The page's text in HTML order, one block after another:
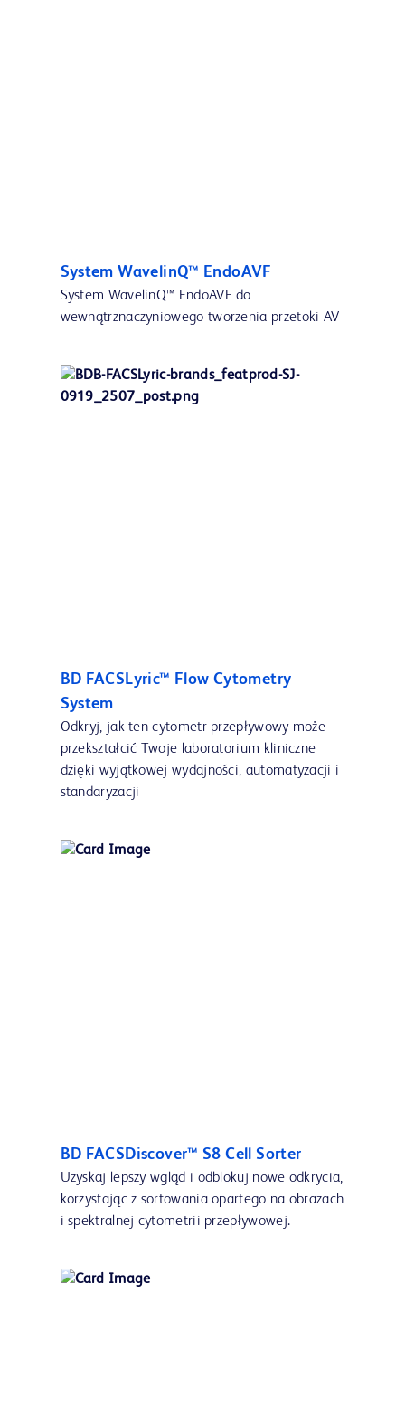
System WavelinQ™ EndoAVF
System WavelinQ™ EndoAVF do
wewnątrznaczyniowego tworzenia przetoki AV
BD FACSLyric™ Flow Cytometry
System
Odkryj, jak ten cytometr przepływowy może
przekształcić Twoje laboratorium kliniczne
dzięki wyjątkowej wydajności, automatyzacji i
standaryzacji
BD FACSDiscover™ S8 Cell Sorter
Uzyskaj lepszy wgląd i odblokuj nowe odkrycia,
korzystając z sortowania opartego na obrazach
i spektralnej cytometrii przepływowej.